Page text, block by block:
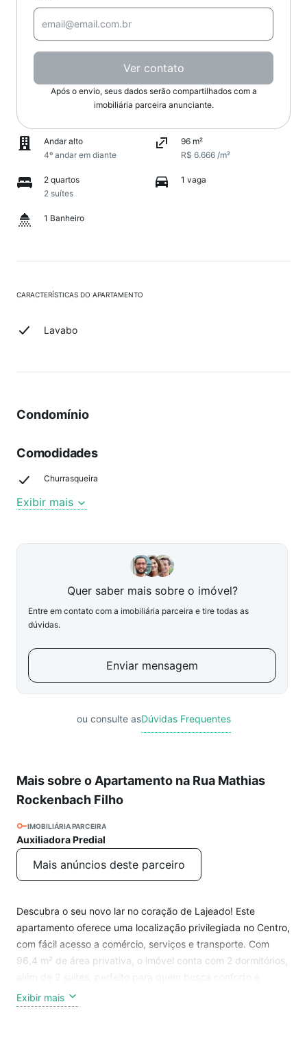
Ver contato
Após o envio, seus dados serão compartilhados com a
imobiliária parceira anunciante.
Andar alto
4º andar em diante
96 m²
R$ 6.666 /m²
2 quartos
2 suítes
1 vaga
1 Banheiro
CARACTERÍSTICAS DO APARTAMENTO
Lavabo
Condomínio
Comodidades
Churrasqueira
Exibir mais
Quer saber mais sobre o imóvel?
Entre em contato com a imobiliária parceira e tire todas as
dúvidas.
Enviar mensagem
ou consulte asDúvidas Frequentes
Mais sobre o Apartamento na Rua Mathias
Rockenbach Filho
IMOBILIÁRIA PARCEIRA
Auxiliadora Predial
Mais anúncios deste parceiro
Descubra o seu novo lar no coração de Lajeado! Este
apartamento oferece uma localização privilegiada no Centro,
com fácil acesso a comércio, serviços e transporte. Com
96,4 m² de área privativa, o imóvel conta com 2 dormitórios,
praticidade. O edifício ED. ROCK ainda conta com elevador
para sua conveniência. Permuta aceita! Não perca a chance
Exibir mais